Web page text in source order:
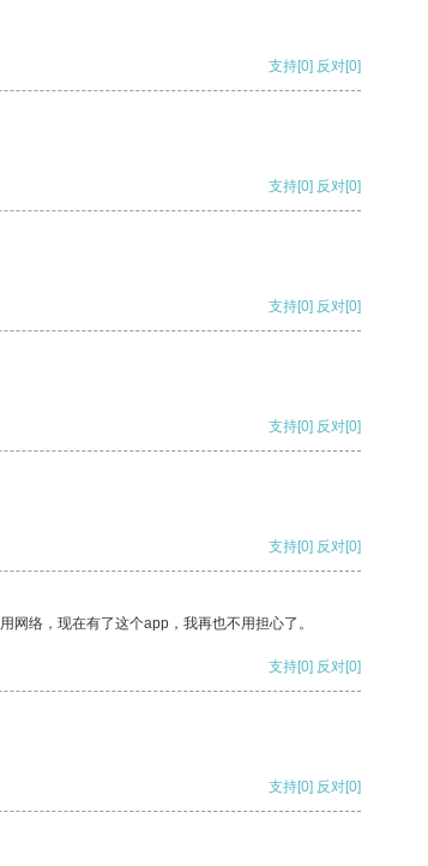
支持[0] 反对[0]
支持[0] 反对[0]
支持[0] 反对[0]
支持[0] 反对[0]
支持[0] 反对[0]
络，现在有了这个app，我再也不用担心了。
支持[0] 反对[0]
支持[0] 反对[0]